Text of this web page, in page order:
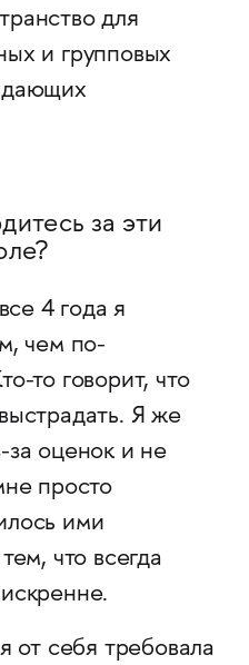
для
и групповых
за эти
4 года я
чем по-
то говорит, что
Я же
за оценок и не
просто
ими
что всегда
от себя требовала